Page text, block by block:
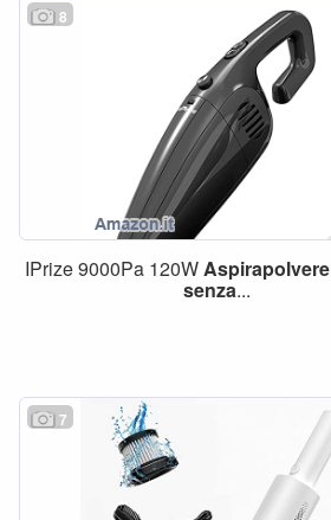
8
IPrize 9000Pa 120WAspirapolvere
senza...
7